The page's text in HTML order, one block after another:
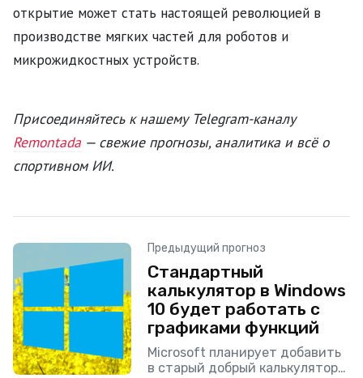
открытие может стать настоящей революцией в
производстве мягких частей для роботов и
микрожидкостных устройств.
Присоединяйтесь к нашему Telegram-каналу
Remontada — свежие прогнозы, аналитика и всё о
спортивном ИИ.
Предыдущий прогноз
Стандартный
калькулятор в Windows
10 будет работать с
графиками функций
Microsoft планирует добавить
в старый добрый калькулятор